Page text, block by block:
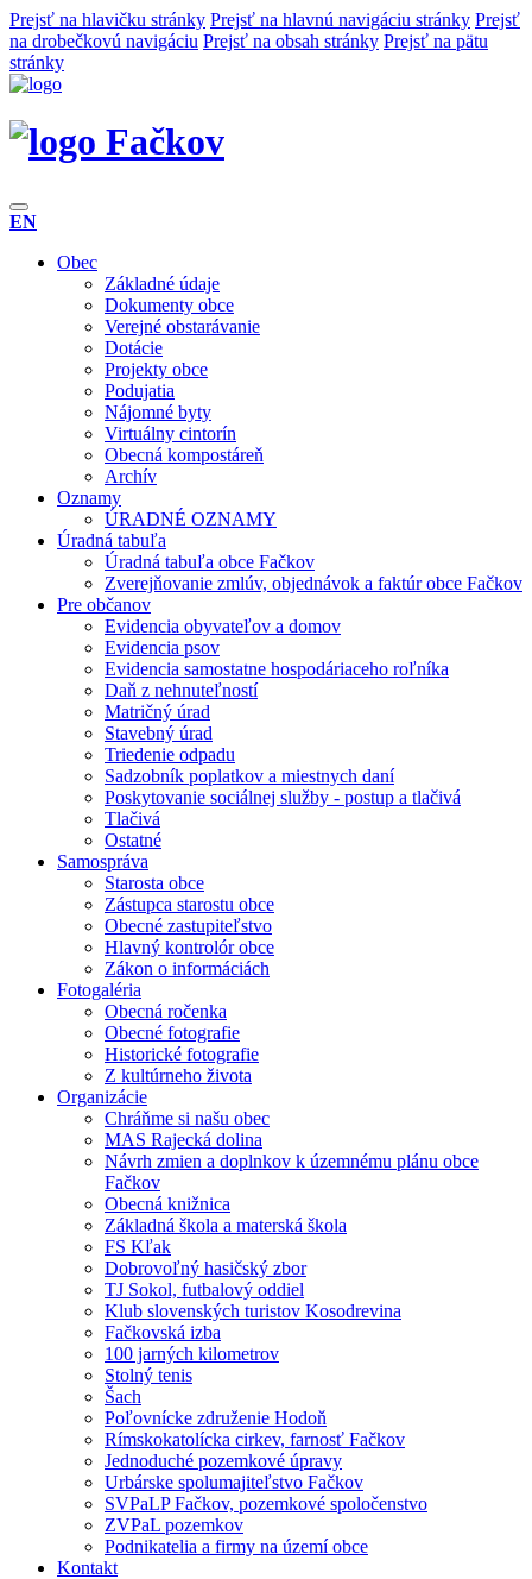
Prejsť na hlavičku stránky Prejsť na hlavnú navigáciu stránky Prejsť
na drobečkovú navigáciu Prejsť na obsah stránky Prejsť na pätu
stránky
Fačkov
EN
Obec
Základné údaje
Dokumenty obce
Verejné obstarávanie
Dotácie
Projekty obce
Podujatia
Nájomné byty
Virtuálny cintorín
Obecná kompostáreň
Archív
Oznamy
ÚRADNÉ OZNAMY
Úradná tabuľa
Úradná tabuľa obce Fačkov
Zverejňovanie zmlúv, objednávok a faktúr obce Fačkov
Pre občanov
Evidencia obyvateľov a domov
Evidencia psov
Evidencia samostatne hospodáriaceho roľníka
Daň z nehnuteľností
Matričný úrad
Stavebný úrad
Triedenie odpadu
Sadzobník poplatkov a miestnych daní
Poskytovanie sociálnej služby - postup a tlačivá
Tlačivá
Ostatné
Samospráva
Starosta obce
Zástupca starostu obce
Obecné zastupiteľstvo
Hlavný kontrolór obce
Zákon o informáciách
Fotogaléria
Obecná ročenka
Obecné fotografie
Historické fotografie
Z kultúrneho života
Organizácie
Chráňme si našu obec
MAS Rajecká dolina
Návrh zmien a doplnkov k územnému plánu obce
Fačkov
Obecná knižnica
Základná škola a materská škola
FS Kľak
Dobrovoľný hasičský zbor
TJ Sokol, futbalový oddiel
Klub slovenských turistov Kosodrevina
Fačkovská izba
100 jarných kilometrov
Stolný tenis
Šach
Poľovnícke združenie Hodoň
Rímskokatolícka cirkev, farnosť Fačkov
Jednoduché pozemkové úpravy
Urbárske spolumajiteľstvo Fačkov
SVPaLP Fačkov, pozemkové spoločenstvo
ZVPaL pozemkov
Podnikatelia a firmy na území obce
Kontakt